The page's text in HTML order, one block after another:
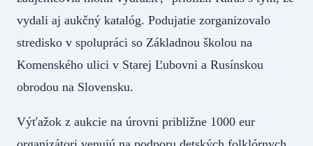
vydali aj aukčný katalóg. Podujatie zorganizovalo
stredisko v spolupráci so Základnou školou na
Komenského ulici v Starej Ľubovni a Rusínskou
obrodou na Slovensku.
Výťažok z aukcie na úrovni približne 1000 eur